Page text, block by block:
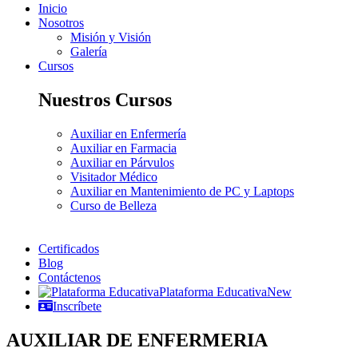
Inicio
Nosotros
Misión y Visión
Galería
Cursos
Nuestros Cursos
Auxiliar en Enfermería
Auxiliar en Farmacia
Auxiliar en Párvulos
Visitador Médico
Auxiliar en Mantenimiento de PC y Laptops
Curso de Belleza
Certificados
Blog
Contáctenos
Plataforma EducativaNew
Inscríbete
AUXILIAR DE ENFERMERIA